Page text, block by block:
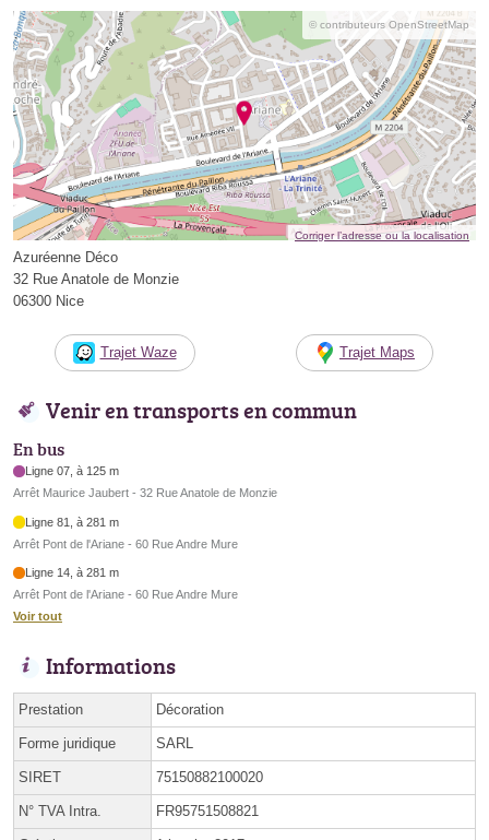
© contributeurs OpenStreetMap
Corriger l’adresse ou la localisation
Azuréenne Déco
32 Rue Anatole de Monzie
06300 Nice
Trajet Waze Trajet Maps
Venir en transports en commun
En bus
Ligne 07, à 125 m
Arrêt Maurice Jaubert - 32 Rue Anatole de Monzie
Ligne 81, à 281 m
Arrêt Pont de l'Ariane - 60 Rue Andre Mure
Ligne 14, à 281 m
Arrêt Pont de l'Ariane - 60 Rue Andre Mure
Voir tout
Informations
Prestation Décoration
Forme juridique SARL
SIRET 75150882100020
N° TVA Intra. FR95751508821